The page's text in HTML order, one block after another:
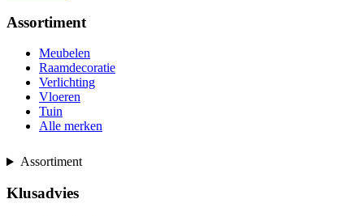
Assortiment
Meubelen
Raamdecoratie
Verlichting
Vloeren
Tuin
Alle merken
Assortiment
Klusadvies